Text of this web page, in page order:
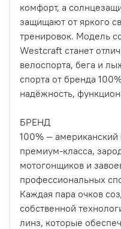
комфорт, а
защищают от яркого
тренировок. Модель
Westcraft станет
велоспорта, бега и
спорта от бренда
надёжность,
БРЕНД
100% —
премиум-класса,
мотогонщиков и
профессиональных
Каждая пара очков
собственной
линз, которые